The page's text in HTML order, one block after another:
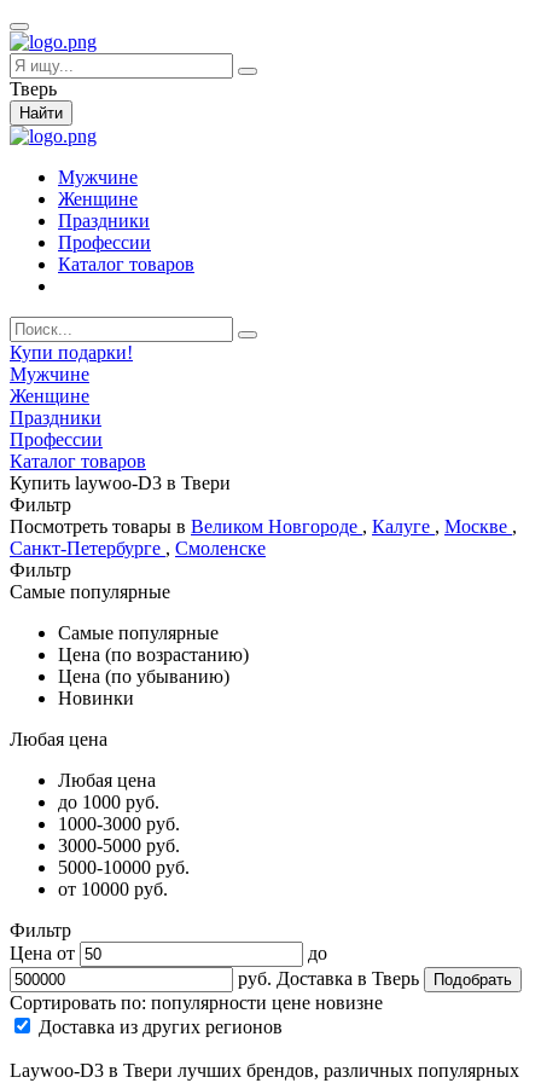
Тверь
Найти
Мужчине
Женщине
Праздники
Профессии
Каталог товаров
Купи подарки!
Мужчине
Женщине
Праздники
Профессии
Каталог товаров
Купить laywoo-D3 в Твери
Фильтр
Посмотреть товары в Великом Новгороде , Калуге , Москве ,
Санкт-Петербурге , Смоленске
Фильтр
Самые популярные
Самые популярные
Цена (по возрастанию)
Цена (по убыванию)
Новинки
Любая цена
Любая цена
до 1000 руб.
1000-3000 руб.
3000-5000 руб.
5000-10000 руб.
от 10000 руб.
Фильтр
Цена от
до
руб. Доставка в Тверь
Сортировать по: популярности цене новизне
Доставка из других регионов
Laywoo-D3 в Твери лучших брендов, различных популярных